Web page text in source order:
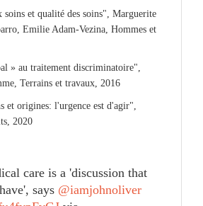
et qualité des soins", Marguerite
Emilie Adam-Vezina, Hommes et
» au traitement discriminatoire",
Terrains et travaux, 2016
et origines: l'urgence est d'agir",
2020
care is a 'discussion that
says @iamjohnoliver